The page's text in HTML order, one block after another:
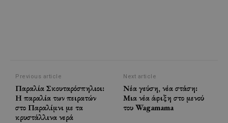
Previous article
Παραλία Σκουταρόσπηλιοι:
Η παραλία των πειρατών
στο Παραλίμνι με τα
κρυστάλλινα νερά
Next article
Νέα γεύση, νέα στάση:
Μια νέα άφιξη στο μενού
του Wagamama